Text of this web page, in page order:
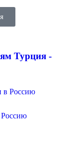
Турция -
в Россию
Россию